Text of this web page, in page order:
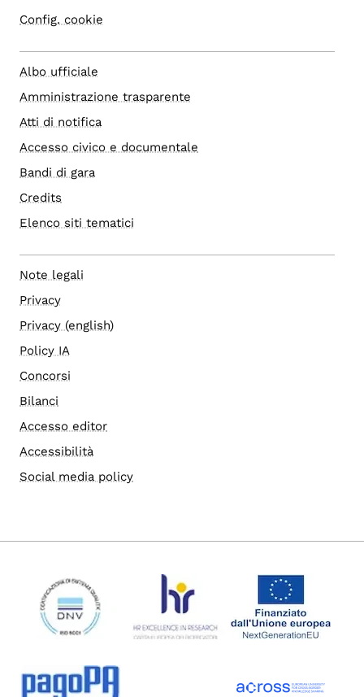
Config. cookie
Albo ufficiale
Amministrazione trasparente
Atti di notifica
Accesso civico e documentale
Bandi di gara
Credits
Elenco siti tematici
Note legali
Privacy
Privacy (english)
Policy IA
Concorsi
Bilanci
Accesso editor
Accessibilità
Social media policy